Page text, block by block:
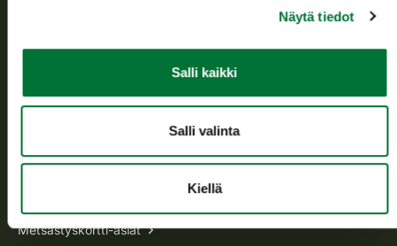
Näytä tiedot
Salli kaikki
Salli valinta
Kiellä
Avoinna arkipäivisin klo 9-15.
Metsästyskortti-asiat